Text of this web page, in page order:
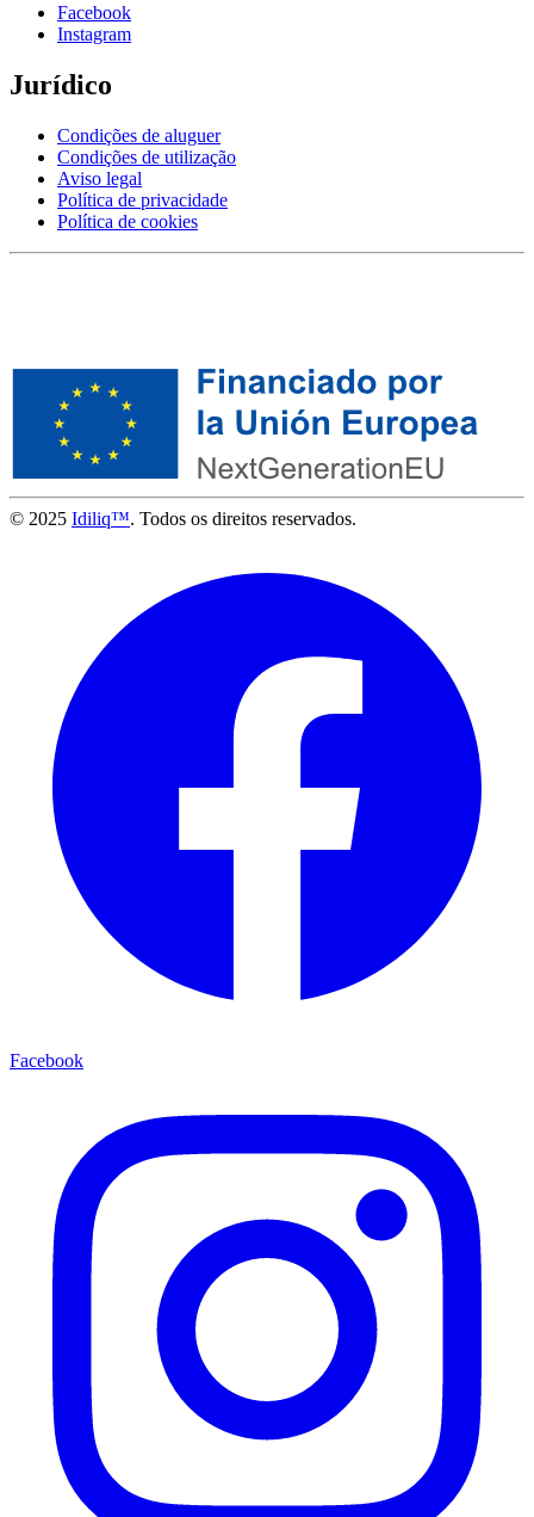
Facebook
Instagram
Jurídico
Condições de aluguer
Condições de utilização
Aviso legal
Política de privacidade
Política de cookies
© 2025 Idiliq™. Todos os direitos reservados.
Facebook